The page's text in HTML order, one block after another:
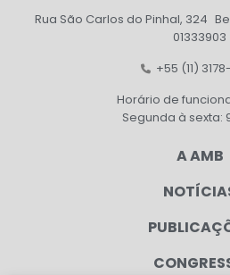
Rua São Carlos do Pinhal, 324
01333903
+55 (11)
Horário de
Segunda à sexta:
A AMB